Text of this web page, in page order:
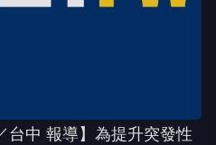
台中 報導】為提升突發性